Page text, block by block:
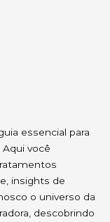
essencial para
você
insights de
o universo da
descobrindo